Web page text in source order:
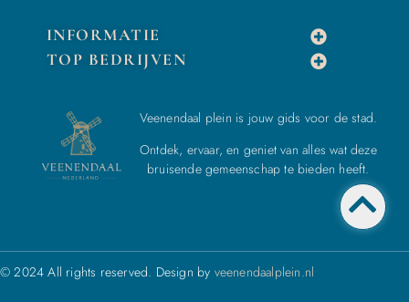
INFORMATIE
TOP BEDRIJVEN
Veenendaal plein is jouw gids voor de stad.
Ontdek, ervaar, en geniet van alles wat deze
bruisende gemeenschap te bieden heeft.
© 2024 All rights reserved. Design by veenendaalplein.nl